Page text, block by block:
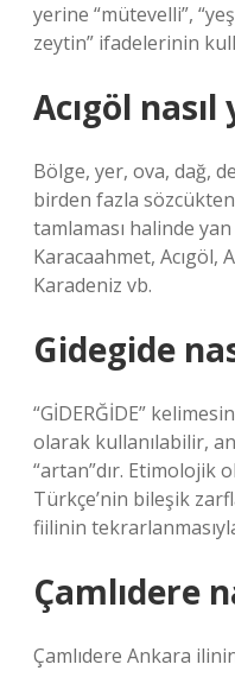
yerine “mütevelli”,
zeytin” ifadelerinin
Acıgöl nasıl
Bölge, yer, ova, dağ,
birden fazla
tamlaması halinde yan
Karacaahmet, Acıgöl,
Karadeniz vb.
Gidegide
“GİDERĞİDE”
olarak kullanılabilir,
“artan”dır. Etimolojik
Türkçe’nin bileşik
fiilinin
Çamlıdere
Çamlıdere Ankara